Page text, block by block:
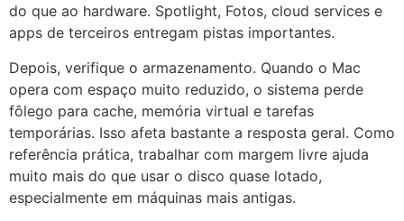
do que ao hardware. Spotlight, Fotos, cloud services e
apps de terceiros entregam pistas importantes.
Depois, verifique o armazenamento. Quando o Mac
opera com espaço muito reduzido, o sistema perde
fôlego para cache, memória virtual e tarefas
temporárias. Isso afeta bastante a resposta geral. Como
referência prática, trabalhar com margem livre ajuda
muito mais do que usar o disco quase lotado,
especialmente em máquinas mais antigas.